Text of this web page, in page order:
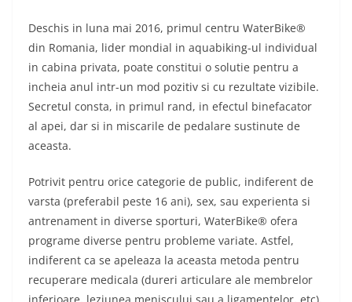
Deschis in luna mai 2016, primul centru WaterBike®
din Romania, lider mondial in aquabiking-ul individual
in cabina privata, poate constitui o solutie pentru a
incheia anul intr-un mod pozitiv si cu rezultate vizibile.
Secretul consta, in primul rand, in efectul binefacator
al apei, dar si in miscarile de pedalare sustinute de
aceasta.
Potrivit pentru orice categorie de public, indiferent de
varsta (preferabil peste 16 ani), sex, sau experienta si
antrenament in diverse sporturi, WaterBike® ofera
programe diverse pentru probleme variate. Astfel,
indiferent ca se apeleaza la aceasta metoda pentru
recuperare medicala (dureri articulare ale membrelor